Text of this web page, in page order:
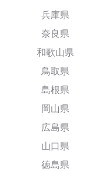
兵庫県
奈良県
和歌山県
鳥取県
島根県
岡山県
広島県
山口県
徳島県